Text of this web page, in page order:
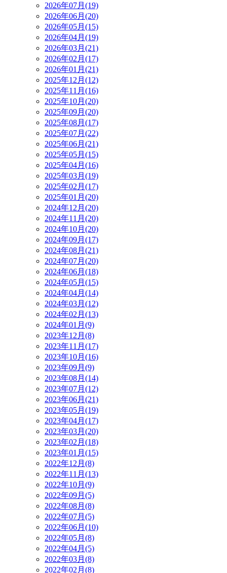
2026年07月(19)
2026年06月(20)
2026年05月(15)
2026年04月(19)
2026年03月(21)
2026年02月(17)
2026年01月(21)
2025年12月(12)
2025年11月(16)
2025年10月(20)
2025年09月(20)
2025年08月(17)
2025年07月(22)
2025年06月(21)
2025年05月(15)
2025年04月(16)
2025年03月(19)
2025年02月(17)
2025年01月(20)
2024年12月(20)
2024年11月(20)
2024年10月(20)
2024年09月(17)
2024年08月(21)
2024年07月(20)
2024年06月(18)
2024年05月(15)
2024年04月(14)
2024年03月(12)
2024年02月(13)
2024年01月(9)
2023年12月(8)
2023年11月(17)
2023年10月(16)
2023年09月(9)
2023年08月(14)
2023年07月(12)
2023年06月(21)
2023年05月(19)
2023年04月(17)
2023年03月(20)
2023年02月(18)
2023年01月(15)
2022年12月(8)
2022年11月(13)
2022年10月(9)
2022年09月(5)
2022年08月(8)
2022年07月(5)
2022年06月(10)
2022年05月(8)
2022年04月(5)
2022年03月(8)
2022年02月(8)